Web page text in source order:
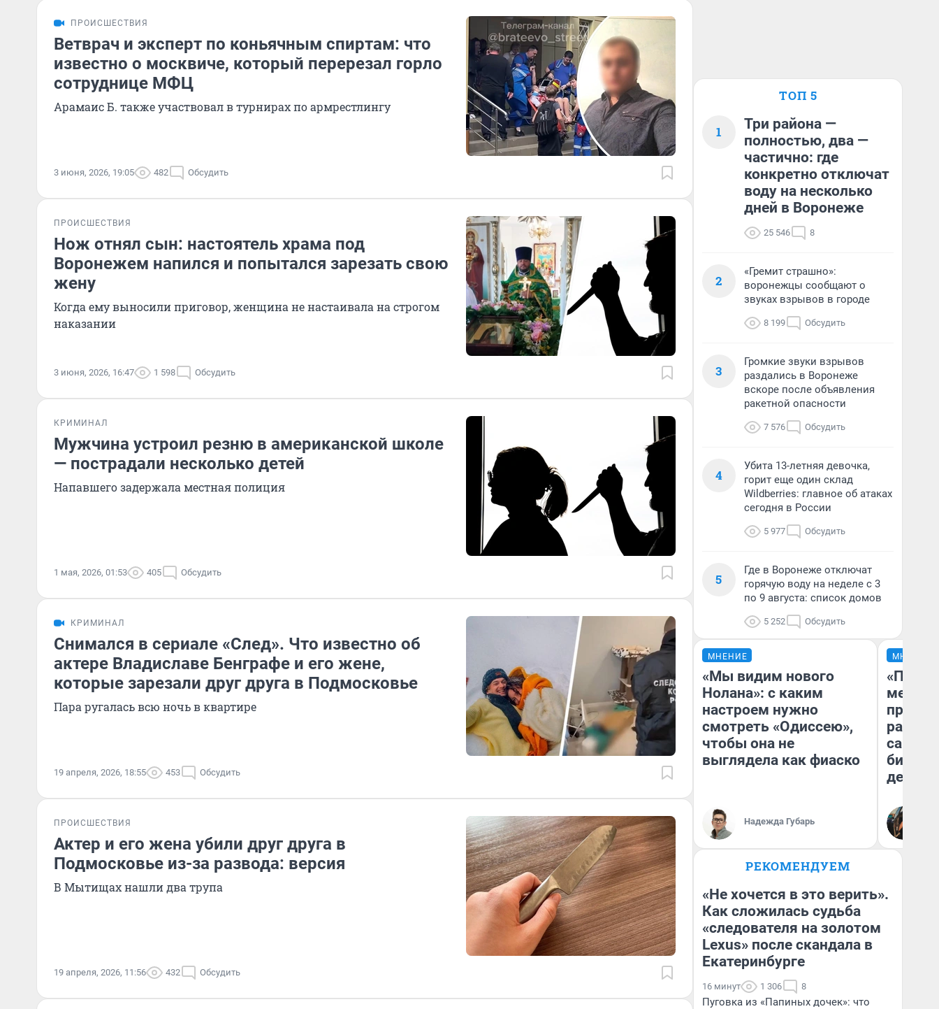
ПРОИСШЕСТВИЯ
Ветврач и эксперт по коньячным спиртам: что
известно о москвиче, который перерезал горло
сотруднице МФЦ
Арамаис Б. также участвовал в турнирах по армрестлингу
3 июня, 2026, 19:05 482 Обсудить
ПРОИСШЕСТВИЯ
Нож отнял сын: настоятель храма под
Воронежем напился и попытался зарезать свою
жену
Когда ему выносили приговор, женщина не настаивала на строгом
наказании
3 июня, 2026, 16:47 1 598 Обсудить
КРИМИНАЛ
Мужчина устроил резню в американской школе
— пострадали несколько детей
Напавшего задержала местная полиция
1 мая, 2026, 01:53 405 Обсудить
КРИМИНАЛ
Снимался в сериале «След». Что известно об
актере Владиславе Бенграфе и его жене,
которые зарезали друг друга в Подмосковье
Пара ругалась всю ночь в квартире
19 апреля, 2026, 18:55 453 Обсудить
ПРОИСШЕСТВИЯ
Актер и его жена убили друг друга в
Подмосковье из-за развода: версия
В Мытищах нашли два трупа
19 апреля, 2026, 11:56 432 Обсудить
ТОП 5
1
Три района —
полностью, два —
частично: где
конкретно отключат
воду на несколько
дней в Воронеже
25 546 8
2
«Гремит страшно»:
воронежцы сообщают о
звуках взрывов в городе
8 199 Обсудить
3
Громкие звуки взрывов
раздались в Воронеже
вскоре после объявления
ракетной опасности
7 576 Обсудить
4
Убита 13-летняя девочка,
горит еще один склад
Wildberries: главное об атаках
сегодня в России
5 977 Обсудить
5
Где в Воронеже отключат
горячую воду на неделе с 3
по 9 августа: список домов
5 252 Обсудить
МНЕНИЕ
«Мы видим нового
Нолана»: с каким
настроем нужно
смотреть «Одиссею»,
чтобы она не
выглядела как фиаско
Надежда Губарь
МНЕНИЕ
самом
РЕКОМЕНДУЕМ
«Не хочется в это верить».
Как сложилась судьба
«следователя на золотом
Lexus» после скандала в
Екатеринбурге
16 минут 1 306 8
Пуговка из «Папиных дочек»: что